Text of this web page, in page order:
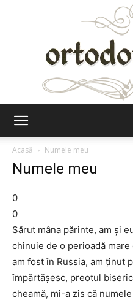
Acasă
Numele meu
Numele meu
0
0
Sărut mâna părinte, am şi
chinuie de o perioadă
am fost în Russia, am ţinut
împărtăşesc, preotul
cheamă, mi-a zis că